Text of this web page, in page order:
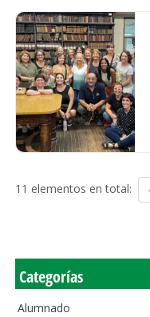
11 elementos en total:
Categorías
Alumnado